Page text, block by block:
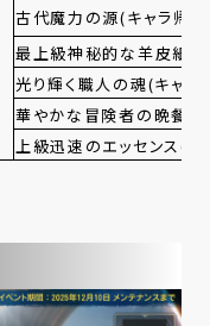
古代魔力の源(キャラ帰
最上級神秘的な羊皮紙(
光り輝く職人の魂(キャラ
華やかな冒険者の晩餐(
上級迅速のエッセンス(